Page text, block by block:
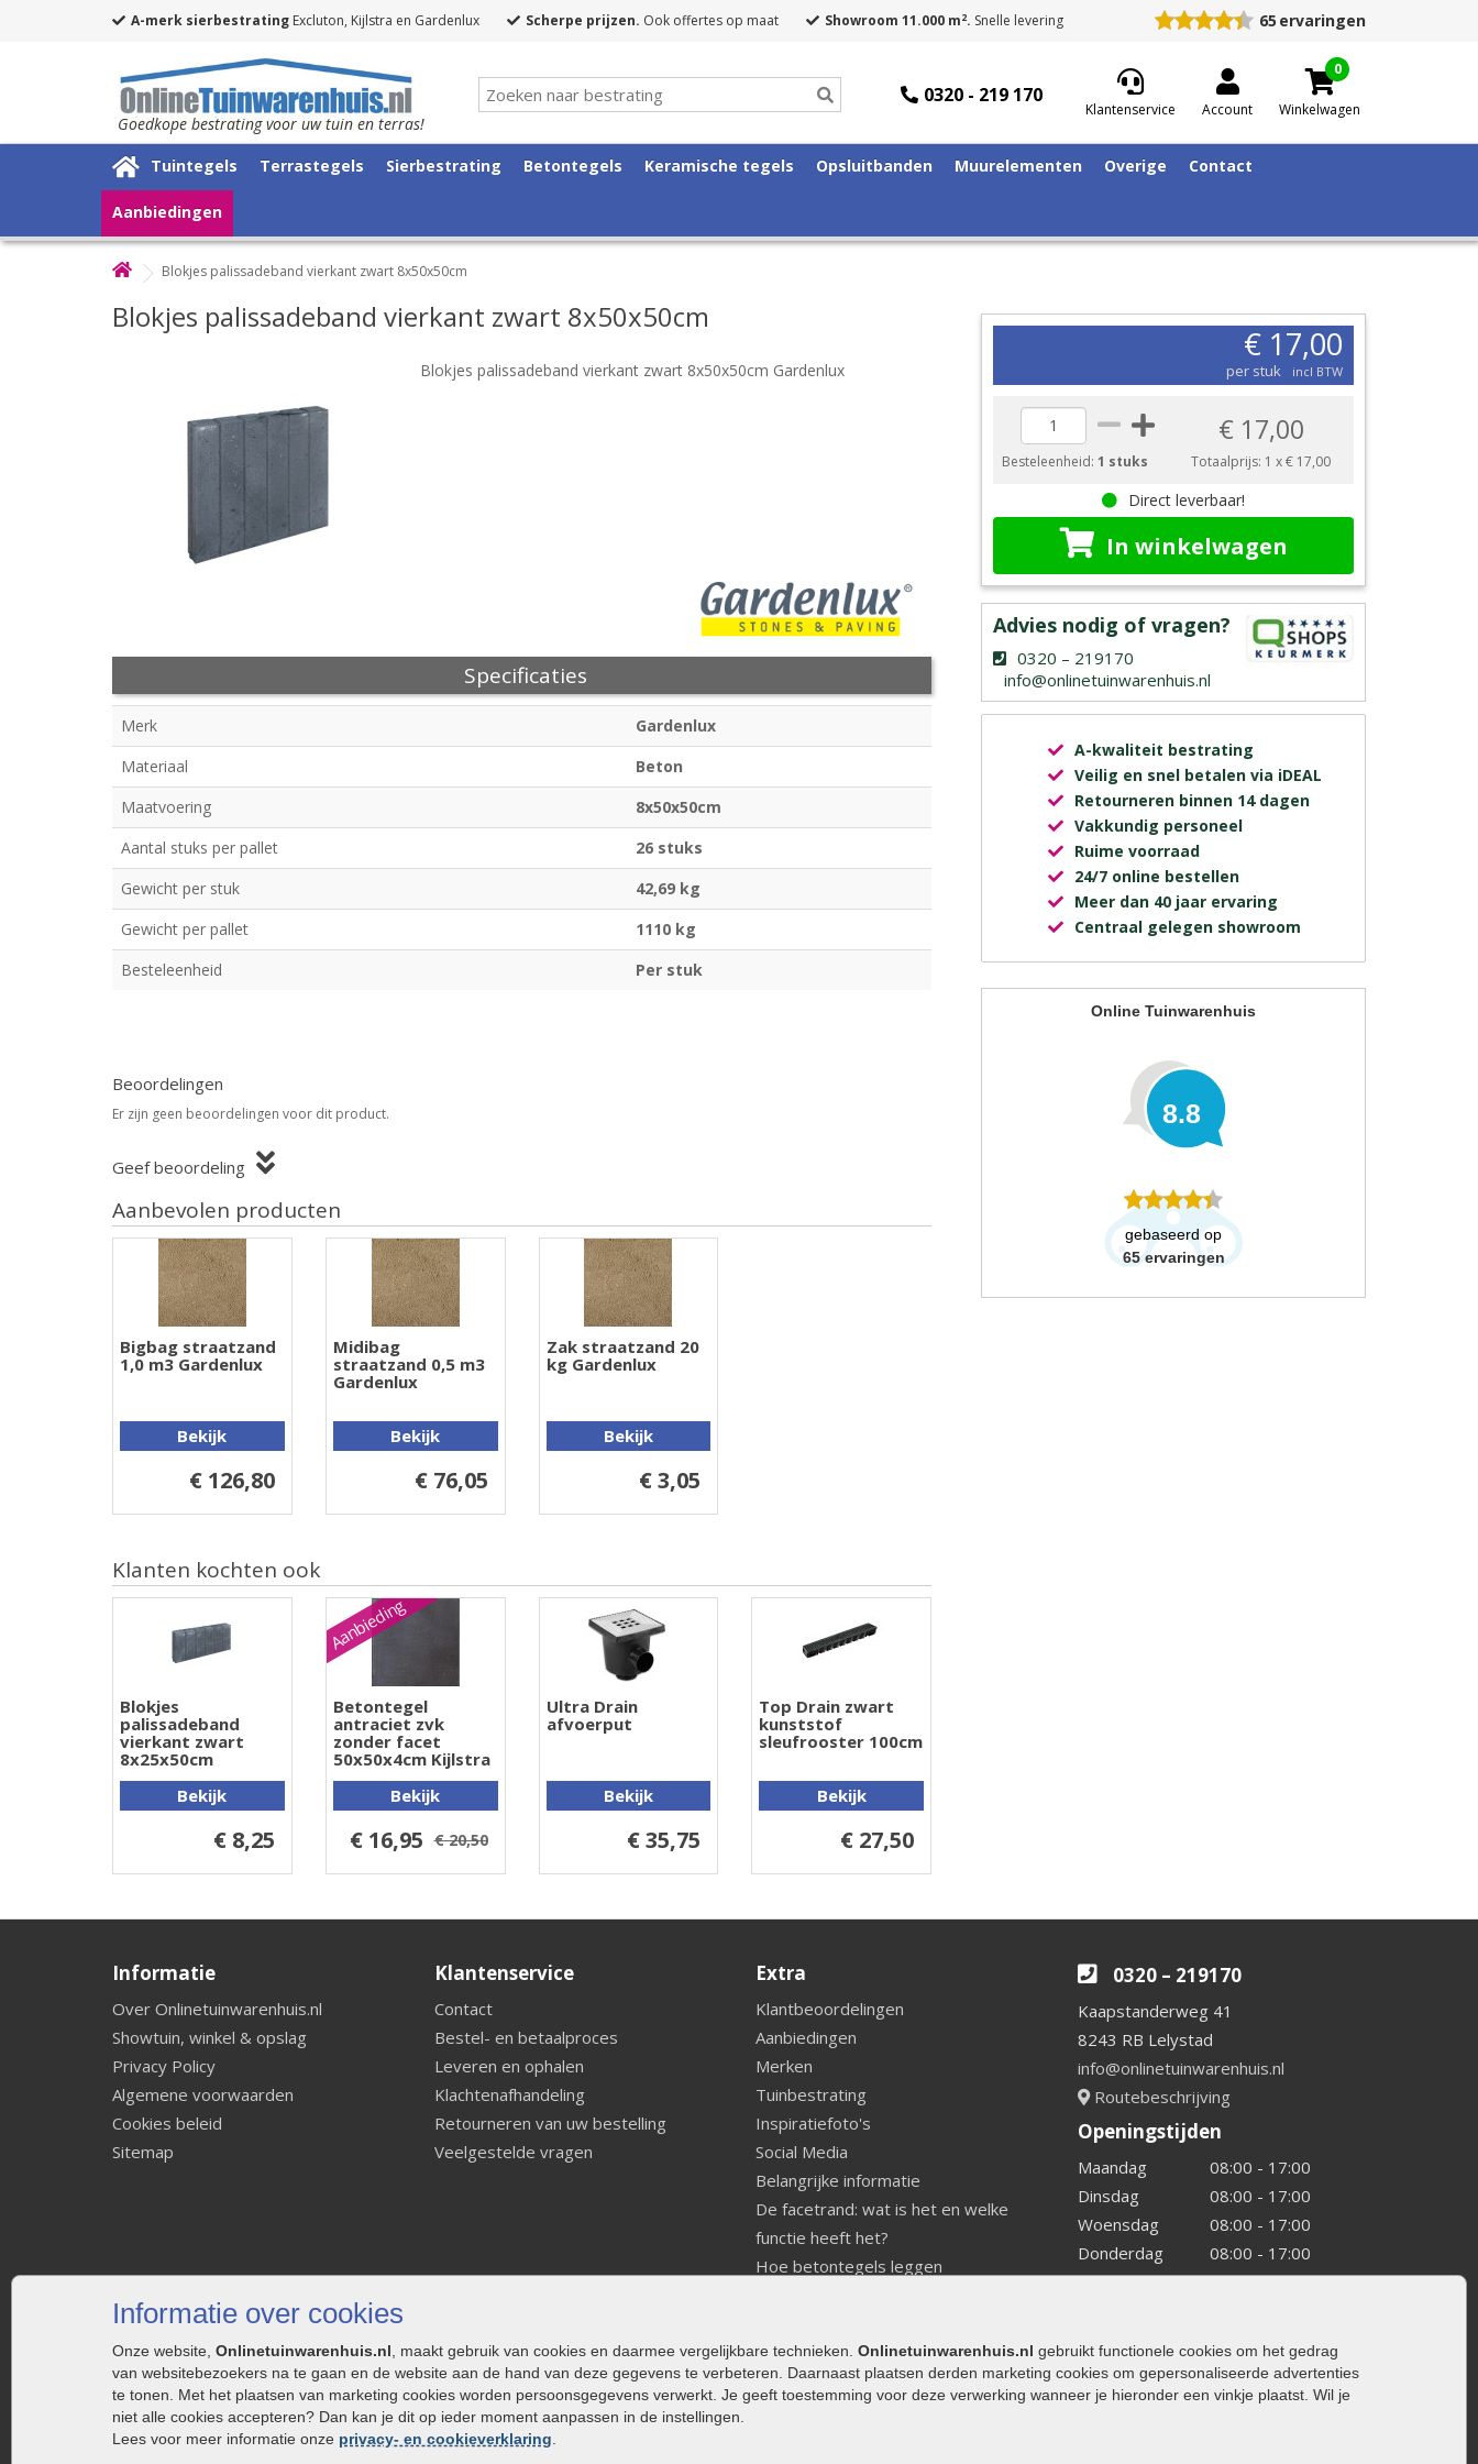
Informatie over cookies
Onze website, Onlinetuinwarenhuis.nl , maakt gebruik van cookies en daarmee vergelijkbare technieken. Onlinetuinwarenhuis.nl gebruikt functionele cookies om het gedrag
van websitebezoekers na te gaan en de website aan de hand van deze gegevens te verbeteren. Daarnaast plaatsen derden marketing cookies om gepersonaliseerde advertenties
te tonen. Met het plaatsen van marketing cookies worden persoonsgegevens verwerkt. Je geeft toestemming voor deze verwerking wanneer je hieronder een vinkje plaatst. Wil je
niet alle cookies accepteren? Dan kan je dit op ieder moment aanpassen in de instellingen.
Lees voor meer informatie onze privacy- en cookieverklaring
A-merk sierbestrating Excluton, Kijlstra en Gardenlux Scherpe prijzen. Ook offertes op maat Showroom 11.000 m2. Snelle levering 65 ervaringen
Goedkope bestrating voor uw tuin en terras!
0320 - 219 170
Klantenservice Account
0
Winkelwagen
Tuintegels Terrastegels Sierbestrating Betontegels Keramische tegels Opsluitbanden Muurelementen Overige Contact
Aanbiedingen
Blokjes palissadeband vierkant zwart 8x50x50cm
Blokjes palissadeband vierkant zwart 8x50x50cm
Blokjes palissadeband vierkant zwart 8x50x50cm Gardenlux
Specificaties
Merk
Gardenlux
Materiaal
Beton
Maatvoering
8x50x50cm
Aantal stuks per pallet
26 stuks
Gewicht per stuk
42,69 kg
Gewicht per pallet
1110 kg
Besteleenheid
Per stuk
Beoordelingen
Er zijn geen beoordelingen voor dit product.
Geef beoordeling
Aanbevolen producten
Bigbag straatzand
1,0 m3 Gardenlux
Bekijk
€ 126,80
Midibag
straatzand 0,5 m3
Gardenlux
Bekijk
€ 76,05
Zak straatzand 20
kg Gardenlux
Bekijk
€ 3,05
Klanten kochten ook
Blokjes
palissadeband
vierkant zwart
8x25x50cm
Bekijk
€ 8,25
Aanbieding
Betontegel
antraciet zvk
zonder facet
50x50x4cm Kijlstra
Bekijk
€ 16,95 € 20,50
Ultra Drain
afvoerput
Bekijk
€ 35,75
Top Drain zwart
kunststof
sleufrooster 100cm
Bekijk
€ 27,50
€ 17,00
per stuk incl BTW
Besteleenheid:1 stuks
€ 17,00
Totaalprijs: 1 x€ 17,00
Direct leverbaar!
In winkelwagen
Advies nodig of vragen?
0320 – 219170
info@onlinetuinwarenhuis.nl
A-kwaliteit bestrating
Veilig en snel betalen via iDEAL
Retourneren binnen 14 dagen
Vakkundig personeel
Ruime voorraad
24/7 online bestellen
Meer dan 40 jaar ervaring
Centraal gelegen showroom
Online Tuinwarenhuis
8.8
gebaseerd op
65 ervaringen
Informatie
Over Onlinetuinwarenhuis.nl
Showtuin, winkel & opslag
Privacy Policy
Algemene voorwaarden
Cookies beleid
Sitemap
Klantenservice
Contact
Bestel- en betaalproces
Leveren en ophalen
Klachtenafhandeling
Retourneren van uw bestelling
Veelgestelde vragen
Extra
Klantbeoordelingen
Aanbiedingen
Merken
Tuinbestrating
Inspiratiefoto's
Social Media
Belangrijke informatie
De facetrand: wat is het en welke
functie heeft het?
Hoe betontegels leggen
Welke tuinstijl past bij mij
Strakke tuin inrichten
Legverbanden gebakken bestrating
0320 – 219170
Kaapstanderweg 41
8243 RB Lelystad
info@onlinetuinwarenhuis.nl
Routebeschrijving
Openingstijden
Maandag
08:00 - 17:00
Dinsdag
08:00 - 17:00
Woensdag
08:00 - 17:00
Donderdag
08:00 - 17:00
Vrijdag
08:00 - 17:00